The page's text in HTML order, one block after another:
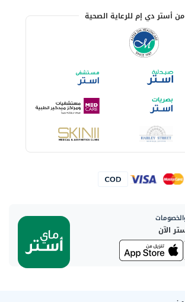
أستر دي إم للرعاية الصحية
الآن